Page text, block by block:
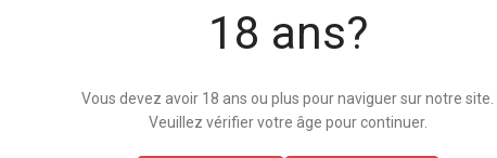
18 ans?
Vous devez avoir 18 ans ou plus pour naviguer sur notre site.
Veuillez vérifier votre âge pour continuer.
Produits salades